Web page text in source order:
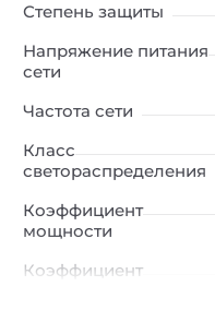
Степень защиты
Напряжение питания
сети
Частота сети
Класс
светораспределения
Коэффициент
мощности
Коэффициент